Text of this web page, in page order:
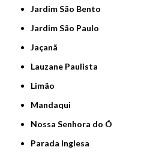
Jardim São Bento
Jardim São Paulo
Jaçanã
Lauzane Paulista
Limão
Mandaqui
Nossa Senhora do Ó
Parada Inglesa